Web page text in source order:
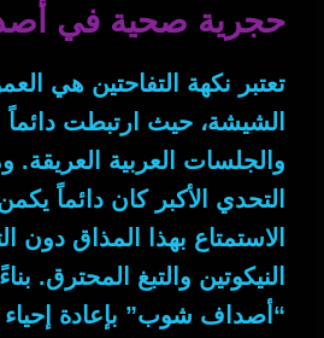
حجرية صحية في
تعتبر نكهة التفاحتين هي
الشيشة، حيث ارتبطت دائماً
والجلسات العربية العريقة.
التحدي الأكبر كان دائماً
الاستمتاع بهذا المذاق دون
النيكوتين والتبغ المحترق.
“أصداف شوب” بإعادة إحياء